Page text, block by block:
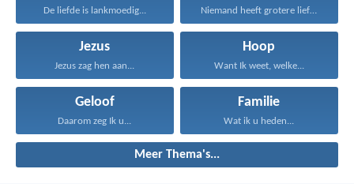
De liefde is lankmoedig... Niemand heeft grotere liefde...
Jezus
Jezus zag hen aan...
Hoop
Want Ik weet, welke...
Geloof
Daarom zeg Ik u...
Familie
Wat ik u heden...
Meer Thema's...